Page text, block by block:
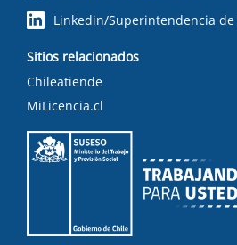
Linkedin/Superintendencia de
Sitios relacionados
Chileatiende
MiLicencia.cl